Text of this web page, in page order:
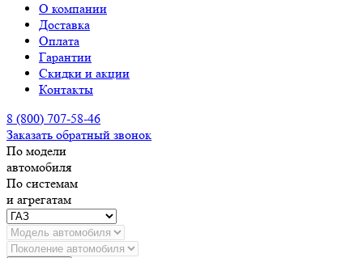
О компании
Доставка
Оплата
Гарантии
Скидки и акции
Контакты
8 (800) 707-58-46
Заказать обратный звонок
По модели
автомобиля
По системам
и агрегатам